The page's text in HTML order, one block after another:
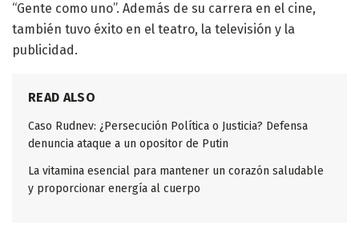
“Gente como uno”. Además de su carrera en el cine,
también tuvo éxito en el teatro, la televisión y la
publicidad.
READ ALSO
Caso Rudnev: ¿Persecución Política o Justicia? Defensa
denuncia ataque a un opositor de Putin
La vitamina esencial para mantener un corazón saludable
y proporcionar energía al cuerpo